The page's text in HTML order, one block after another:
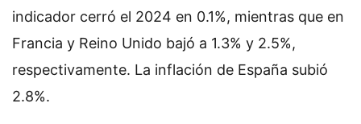
indicador cerró el 2024 en 0.1%, mientras que en
Francia y Reino Unido bajó a 1.3% y 2.5%,
respectivamente. La inflación de España subió
2.8%.